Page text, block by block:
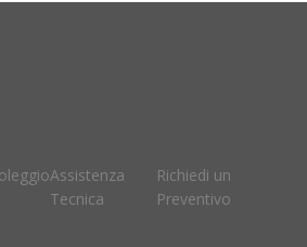
Assistenza
Tecnica
Richiedi un
Preventivo